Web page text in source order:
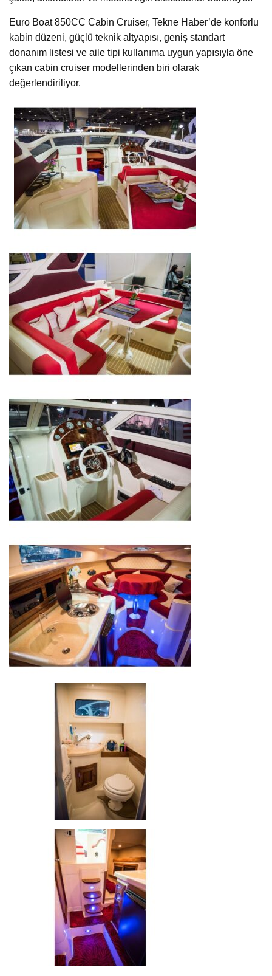
Euro Boat 850CC Cabin Cruiser, Tekne Haber’de konforlu
kabin düzeni, güçlü teknik altyapısı, geniş standart
donanım listesi ve aile tipi kullanıma uygun yapısıyla öne
çıkan cabin cruiser modellerinden biri olarak
değerlendiriliyor.